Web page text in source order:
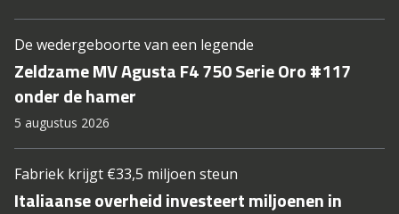
De wedergeboorte van een legende
Zeldzame MV Agusta F4 750 Serie Oro #117
onder de hamer
5 augustus 2026
Fabriek krijgt €33,5 miljoen steun
Italiaanse overheid investeert miljoenen in